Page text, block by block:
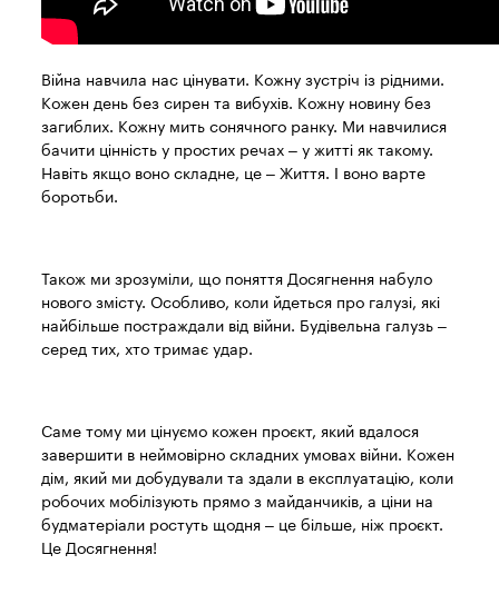
Війна навчила нас цінувати. Кожну зустріч із рідними.
Кожен день без сирен та вибухів. Кожну новину без
загиблих. Кожну мить сонячного ранку. Ми навчилися
бачити цінність у простих речах – у житті як такому.
Навіть якщо воно складне, це – Життя. І воно варте
боротьби.
Також ми зрозуміли, що поняття Досягнення набуло
нового змісту. Особливо, коли йдеться про галузі, які
найбільше постраждали від війни. Будівельна галузь –
серед тих, хто тримає удар.
Саме тому ми цінуємо кожен проєкт, який вдалося
завершити в неймовірно складних умовах війни. Кожен
дім, який ми добудували та здали в експлуатацію, коли
робочих мобілізують прямо з майданчиків, а ціни на
будматеріали ростуть щодня – це більше, ніж проєкт.
Це Досягнення!